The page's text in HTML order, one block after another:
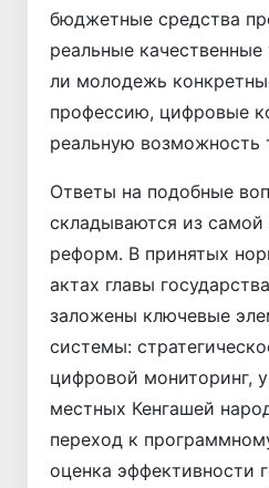
бюджетные средства
реальные качественные
ли молодежь
профессию, цифровые
реальную возможность
Ответы на подобные
складываются из
реформ. В принятых
актах главы
заложены ключевые
системы:
цифровой мониторинг,
местных Кенгашей
переход к
оценка эффективности